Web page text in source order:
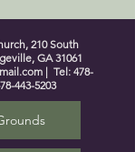
210 South
GA 31061
| Tel: 478-
443-5203